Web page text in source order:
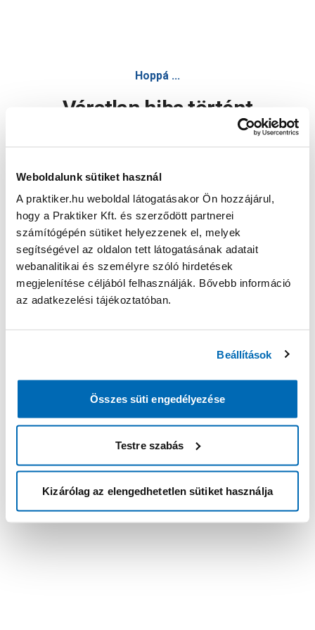
Weboldalunk sütiket használ
A praktiker.hu weboldal látogatásakor Ön hozzájárul,
hogy a Praktiker Kft. és szerződött partnerei
számítógépén sütiket helyezzenek el, melyek
segítségével az oldalon tett látogatásának adatait
webanalitikai és személyre szóló hirdetések
megjelenítése céljából felhasználják. Bővebb információ
az adatkezelési tájékoztatóban.
Beállítások
Összes süti engedélyezése
Testre szabás
Kizárólag az elengedhetetlen sütiket használja
Hoppá ...
Váratlan hiba történt
Oldal újratöltése